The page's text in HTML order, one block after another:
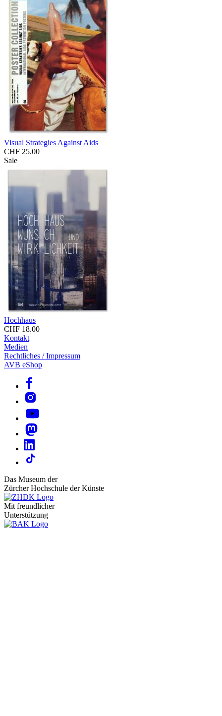
Visual Strategies Against Aids
CHF 25.00
Sale
Hochhaus
CHF 18.00
Kontakt
Medien
Rechtliches / Impressum
AVB eShop
Das Museum der
Zürcher Hochschule der Künste
Mit freundlicher
Unterstützung